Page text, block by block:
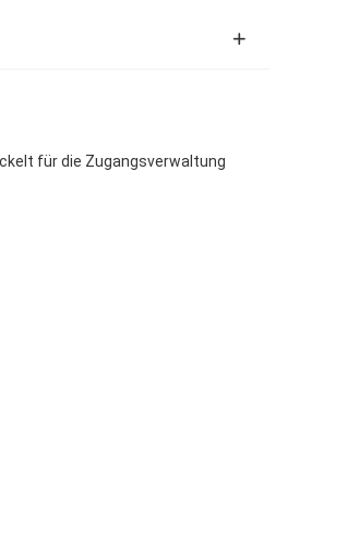
für die Zugangsverwaltung